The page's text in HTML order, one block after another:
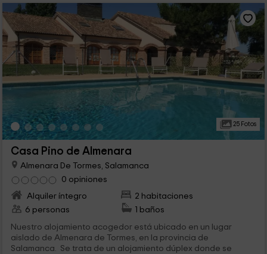
25 Fotos
Casa Pino de Almenara
Almenara De Tormes, Salamanca
0 opiniones
Alquiler íntegro
2 habitaciones
6 personas
1 baños
Nuestro alojamiento acogedor está ubicado en un lugar
aislado de Almenara de Tormes, en la provincia de
Salamanca. Se trata de un alojamiento dúplex donde se